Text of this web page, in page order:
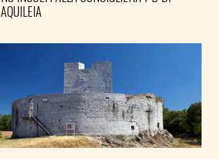
AQUILEIA